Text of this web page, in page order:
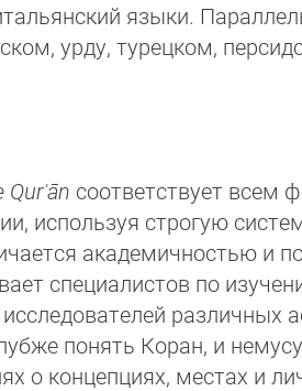
языки.
урду, турецком,
соответствует всем
ис­поль­зуя строгую
академичностью и
специалистов по
различных
понять Коран, и
о концепциях, местах и